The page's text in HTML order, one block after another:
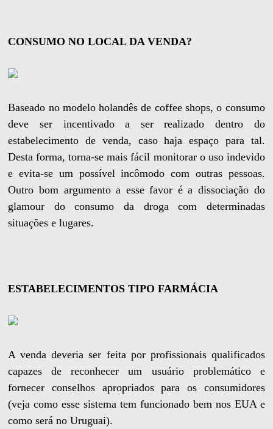
CONSUMO NO LOCAL DA VENDA?
Baseado no modelo holandês de coffee shops, o consumo
deve ser incentivado a ser realizado dentro do
estabelecimento de venda, caso haja espaço para tal.
Desta forma, torna-se mais fácil monitorar o uso indevido
e evita-se um possível incômodo com outras pessoas.
Outro bom argumento a esse favor é a dissociação do
glamour do consumo da droga com determinadas
situações e lugares.
ESTABELECIMENTOS TIPO FARMÁCIA
A venda deveria ser feita por profissionais qualificados
capazes de reconhecer um usuário problemático e
fornecer conselhos apropriados para os consumidores
(veja como esse sistema tem funcionado bem nos EUA e
como será no Uruguai).